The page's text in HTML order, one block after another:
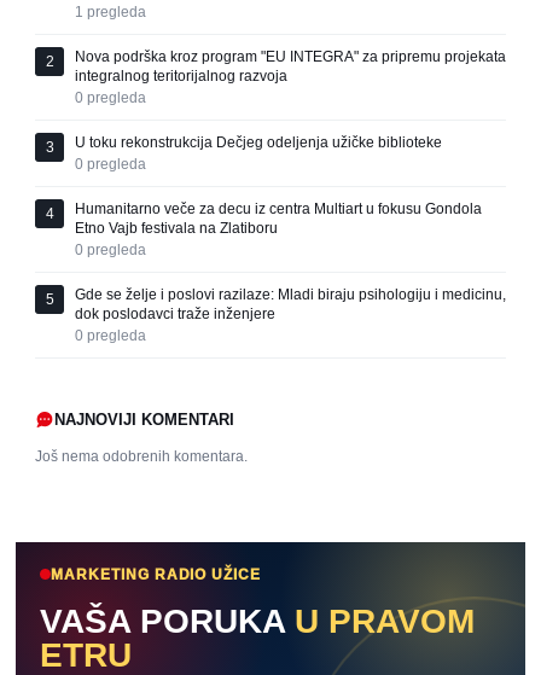
1 pregleda
2
Nova podrška kroz program "EU INTEGRA" za pripremu projekata
integralnog teritorijalnog razvoja
0 pregleda
3
U toku rekonstrukcija Dečjeg odeljenja užičke biblioteke
0 pregleda
4
Humanitarno veče za decu iz centra Multiart u fokusu Gondola
Etno Vajb festivala na Zlatiboru
0 pregleda
5
Gde se želje i poslovi razilaze: Mladi biraju psihologiju i medicinu,
dok poslodavci traže inženjere
0 pregleda
NAJNOVIJI KOMENTARI
Još nema odobrenih komentara.
MARKETING RADIO UŽICE
VAŠA PORUKA U PRAVOM
ETRU